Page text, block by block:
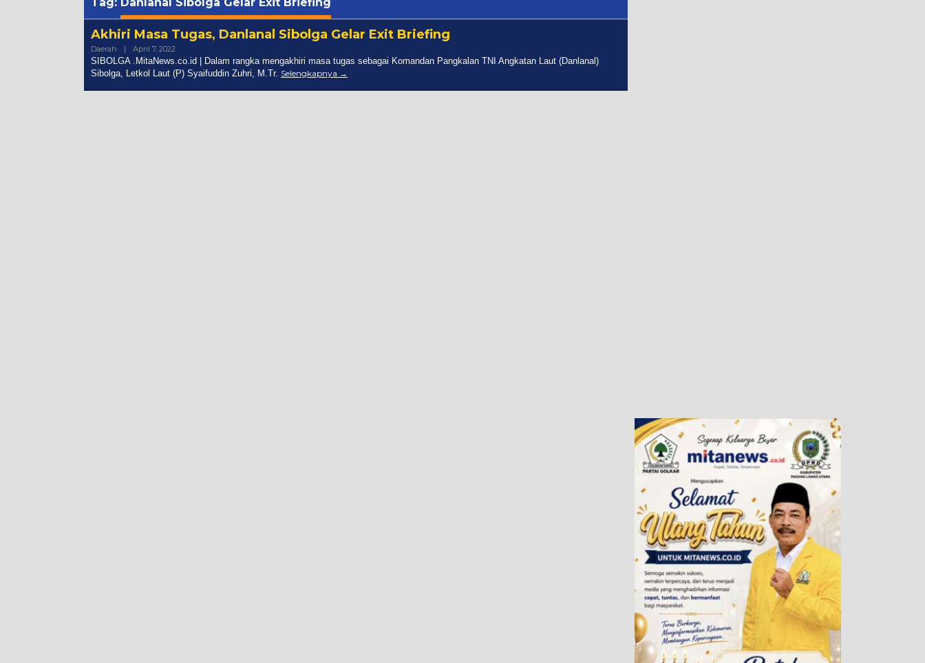
Akhiri Masa Tugas, Danlanal Sibolga Gelar Exit Briefing
Daerah | April 7, 2022
Admin
SIBOLGA .MitaNews.co.id | Dalam rangka mengakhiri masa tugas sebagai Komandan Pangkalan TNI Angkatan Laut (Danlanal)
Sibolga, Letkol Laut (P) Syaifuddin Zuhri, M.Tr. Selengkapnya